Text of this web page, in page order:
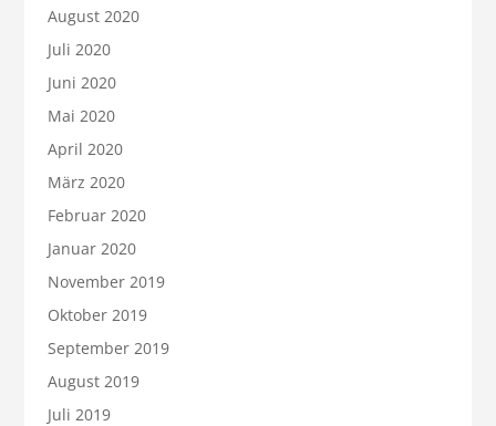
August 2020
Juli 2020
Juni 2020
Mai 2020
April 2020
März 2020
Februar 2020
Januar 2020
November 2019
Oktober 2019
September 2019
August 2019
Juli 2019